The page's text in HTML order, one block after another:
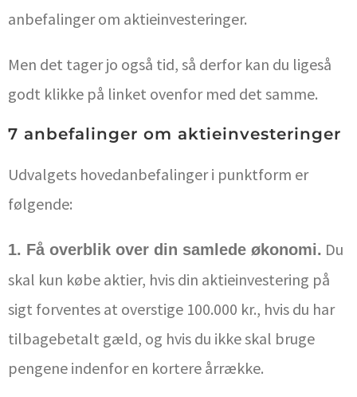
anbefalinger om aktieinvesteringer.
Men det tager jo også tid, så derfor kan du ligeså
godt klikke på linket ovenfor med det samme.
7 anbefalinger om aktieinvesteringer
Udvalgets hovedanbefalinger i punktform er
følgende:
1. Få overblik over din samlede økonomi. Du
skal kun købe aktier, hvis din aktieinvestering på
sigt forventes at overstige 100.000 kr., hvis du har
tilbagebetalt gæld, og hvis du ikke skal bruge
pengene indenfor en kortere årrække.